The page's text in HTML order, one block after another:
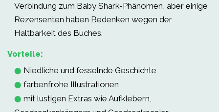
Verbindung zum Baby Shark-Phänomen, aber einige
Rezensenten haben Bedenken wegen der
Haltbarkeit des Buches.
Vorteile:
⬤ Niedliche und fesselnde Geschichte
⬤ farbenfrohe Illustrationen
⬤ mit lustigen Extras wie Aufklebern,